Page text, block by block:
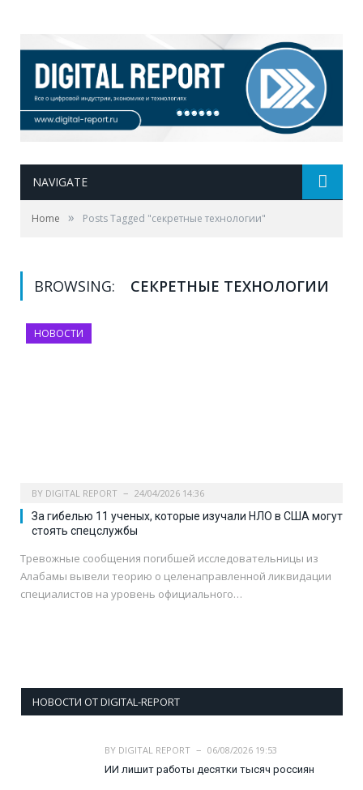
NAVIGATE
Home » Posts Tagged "секретные технологии"
BROWSING: СЕКРЕТНЫЕ ТЕХНОЛОГИИ
НОВОСТИ
BY DIGITAL REPORT 24/04/2026 14:36
За гибелью 11 ученых, которые изучали НЛО в США могут
стоять спецслужбы
Тревожные сообщения погибшей исследовательницы из
Алабамы вывели теорию о целенаправленной ликвидации
специалистов на уровень официального…
НОВОСТИ ОТ DIGITAL-REPORT
BY DIGITAL REPORT
06/08/2026 19:53
ИИ лишит работы десятки тысяч россиян